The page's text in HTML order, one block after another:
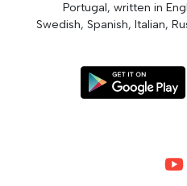
Portugal, written in
Swedish, Spanish, Italian,